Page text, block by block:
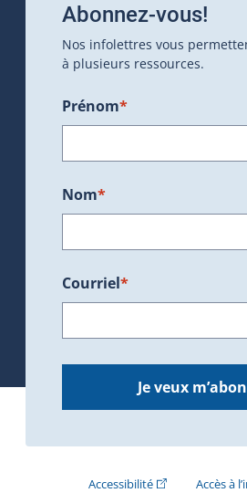
Abonnez-vous!
Nos infolettres vous
à plusieurs ressources.
Prénom*
Nom*
Courriel*
Je veux
Accessibilité(Cet hyperlien
Accès à